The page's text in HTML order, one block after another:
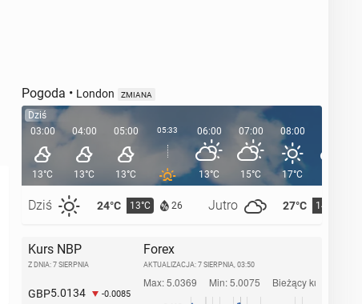
Pogoda • London ZMIANA
Dziś
03:00
13°C
Dziś 24°C 13°C 26 Jutro 27°C 14°C
04:00
13°C
05:00
13°C
05:33 06:00
13°C
07:00
15°C
08:00
17°C
Kurs NBP
Z DNIA: 7 SIERPNIA
GBP5.0134 -0.0085
Forex
AKTUALIZACJA: 7 SIERPNIA, 03:50